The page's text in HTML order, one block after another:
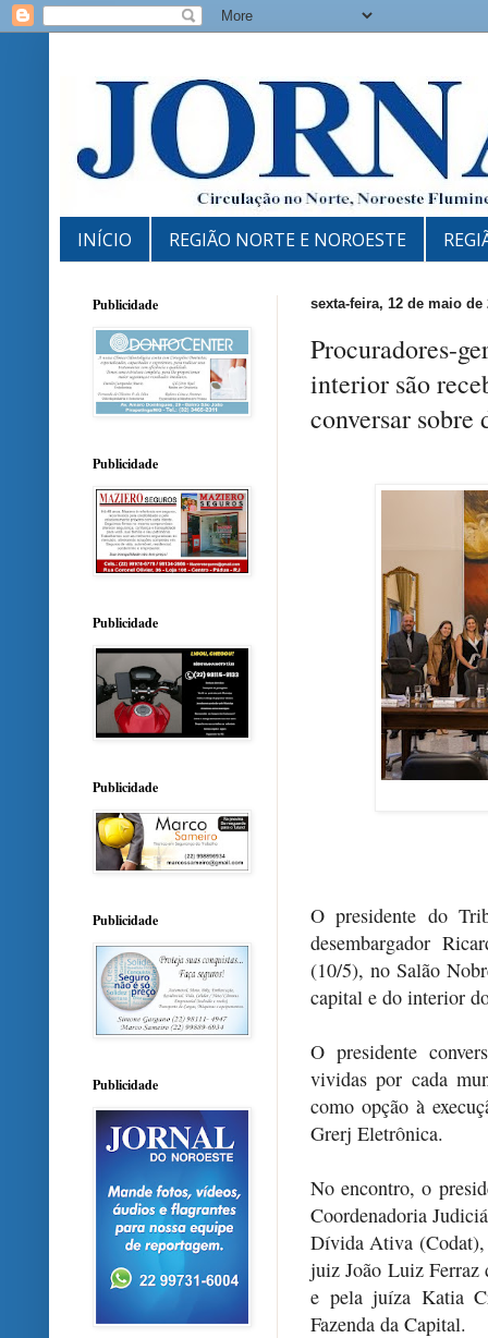
INÍCIO REGIÃO NORTE E NOROESTE
sexta-feira, 12 de maio de
Procuradores-
interior são
conversar
O presidente do
desembargador
(10/5), no Salão
capital e do interior
O presidente
vividas por cada
como opção à
Grerj Eletrônica.
No encontro, o
Coordenadoria
Dívida Ativa (Codat),
juiz João Luiz Ferraz
e pela juíza Katia
Fazenda da Capital.
Publicidade
Publicidade
Publicidade
Publicidade
Publicidade
Publicidade